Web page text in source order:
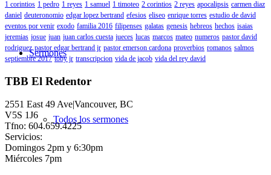
Sermones
Todos los sermones
1 corintios 1 pedro 1 reyes 1 samuel 1 timoteo 2 corintios 2 reyes apocalipsis carmen diaz
daniel deuteronomio edgar lopez bertrand efesios eliseo enrique torres estudio de david
eventos por venir exodo familia 2016 filipenses galatas genesis hebreos hechos isaias
jeremias josue juan juan carlos cuesta jueces lucas marcos mateo numeros pastor david
rodriguez pastor edgar bertrand jr pastor emerson cardona proverbios romanos salmos
septiembre 2017 toby jr transcripcion vida de jacob vida del rey david
TBB El Redentor
2551 East 49 Ave|Vancouver, BC
V5S 1J6
Tfno: 604.659.4225
Servicios:
Domingos 2pm y 6:30pm
Miércoles 7pm